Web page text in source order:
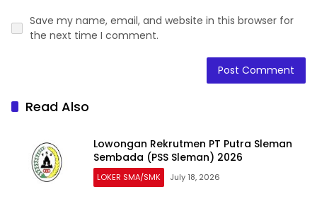
Save my name, email, and website in this browser for
the next time I comment.
Read Also
Lowongan Rekrutmen PT Putra Sleman
Sembada (PSS Sleman) 2026
LOKER SMA/SMK July 18, 2026